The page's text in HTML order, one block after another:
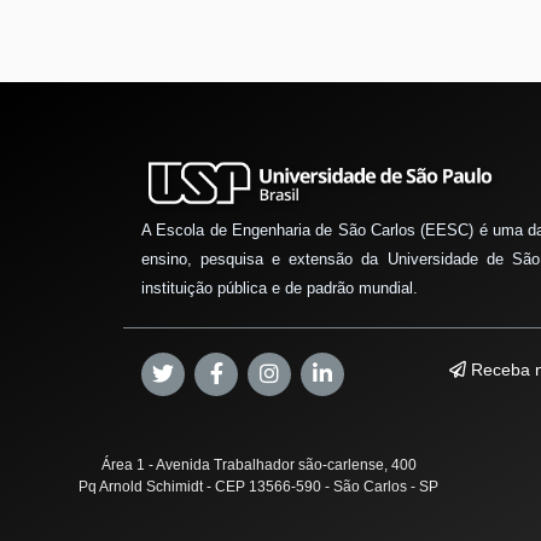
A Escola de Engenharia de São Carlos (EESC) é uma
ensino, pesquisa e extensão da Universidade de
instituição pública e de padrão mundial.
Receba
Área 1 - Avenida Trabalhador são-carlense, 400
Pq Arnold Schimidt - CEP 13566-590 - São Carlos - SP